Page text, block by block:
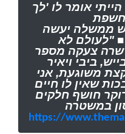
אומר לו 'לך
ממשלה יעשה
"לעולם לא
צעקה מספר
ביבי ויאיר
משוגעת, אני
שאין לו חיים
חושף חלקים
במשטרה
https://